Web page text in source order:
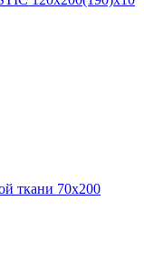
ткани 70х200